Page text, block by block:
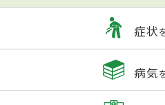
症状
病気